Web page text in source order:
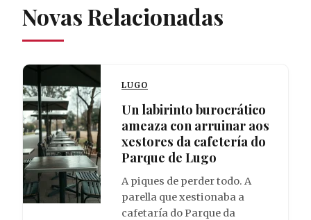
Novas Relacionadas
LUGO
Un labirinto burocrático
ameaza con arruinar aos
xestores da cafetería do
Parque de Lugo
A piques de perder todo. A
parella que xestionaba a
cafetaría do Parque da